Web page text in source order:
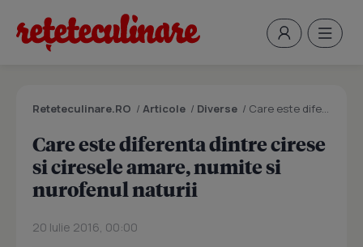
Reteteculinare.RO / Articole / Diverse / Care este diferenta dintre cirese si ciresele amare, numite si nurofenul naturii
Care este diferenta dintre cirese
si ciresele amare, numite si
nurofenul naturii
20 Iulie 2016, 00:00